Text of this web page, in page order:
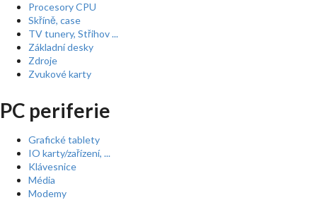
Procesory CPU
Skříně, case
TV tunery, Střihov ...
Základní desky
Zdroje
Zvukové karty
PC periferie
Grafické tablety
IO karty/zařízení, ...
Klávesnice
Média
Modemy